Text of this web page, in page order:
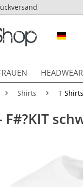
HEADWEAR
Shirts T-